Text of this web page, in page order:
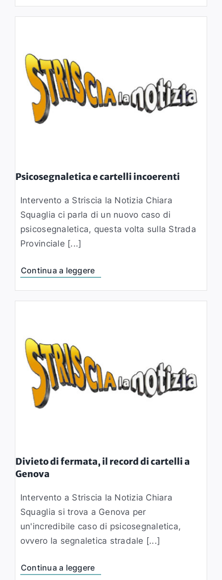
Psicosegnaletica e cartelli incoerenti
Intervento a Striscia la Notizia Chiara
Squaglia ci parla di un nuovo caso di
psicosegnaletica, questa volta sulla Strada
Provinciale [...]
Continua a leggere
Divieto di fermata, il record di cartelli a
Genova
Intervento a Striscia la Notizia Chiara
Squaglia si trova a Genova per
un'incredibile caso di psicosegnaletica,
ovvero la segnaletica stradale [...]
Continua a leggere